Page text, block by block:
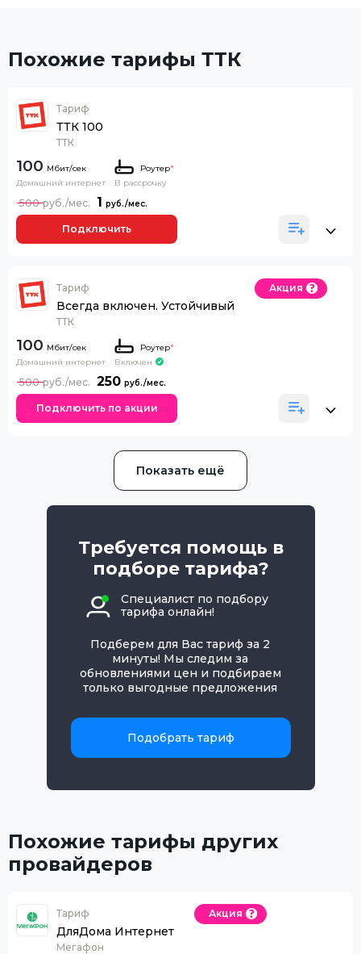
Похожие тарифы ТТК
Тариф
ТТК 100
ТТК
100
Домашний интернет
Роутер*
В рассрочку
1
500
Подключить
Тариф
Всегда включен. Устойчивый
ТТК
Акция
100
Домашний интернет
Роутер*
Включен
250
500
Подключить по акции
Показать ещё
Требуется помощь в
подборе тарифа?
Специалист по подбору
тарифа онлайн!
Подберем для Вас тариф за 2
минуты! Мы следим за
обновлениями цен и подбираем
только выгодные предложения
Подобрать тариф
Похожие тарифы других
провайдеров
Тариф
ДляДома Интернет
Мегафон
Акция